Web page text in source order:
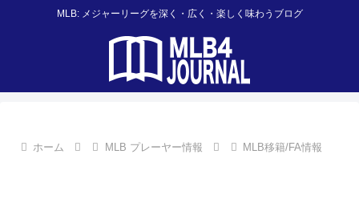
MLB: メジャーリーグを深く・広く・楽しく味わうブログ
ホーム MLB プレーヤー情報 MLB移籍/FA情報